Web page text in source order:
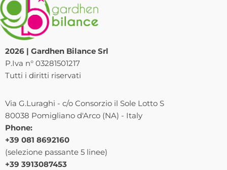
2026 | Gardhen Bilance Srl
P.Iva n° 03281501217
Tutti i diritti riservati
Via G.Luraghi - c/o Consorzio il Sole Lotto S
80038 Pomigliano d'Arco (NA) - Italy
Phone:
+39 081 8692160
(selezione passante 5 linee)
+39 3913087453